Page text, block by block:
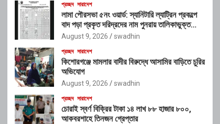
প্রচ্ছদ সারাদেশ
লামা পৌরসভা ৫নং ওয়ার্ড: স্যানিটারি ল্যাট্রিন প্রকল্পে
বাদ পড়া প্রকৃত দরিদ্রদের নাম পুনরায় তালিকাভুক্ত
করার আহ্বান
August 9, 2026 swadhin
প্রচ্ছদ সারাদেশ
কিশোরগঞ্জে মামলার বাদীর বিরুদ্ধে আসামির বাড়িতে চুরির
অভিযোগ
August 9, 2026 swadhin
প্রচ্ছদ সারাদেশ
চোরাই স্বর্ণ বিক্রির টাকা ১৪ লাখ ৮৮ হাজার ৮০০,
আকবরশাহে তিনজন গ্রেপ্তার